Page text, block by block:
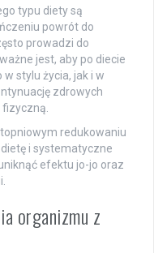
typu diety są
powrót do
prowadzi do
jest, aby po diecie
stylu życia, jak i w
zdrowych
redukowaniu
i systematyczne
efektu jo-jo oraz
organizmu z